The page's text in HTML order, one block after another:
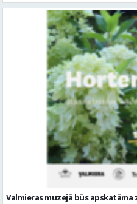
Valmieras muzejā būs